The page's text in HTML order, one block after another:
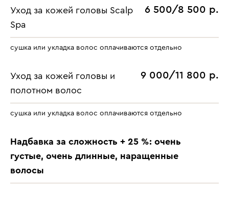
Уход за кожей головы Scalp
Spa
6 500/8 500 р.
сушка или укладка волос оплачиваются отдельно
Уход за кожей головы и
полотном волос
9 000/11 800 р.
сушка или укладка волос оплачиваются отдельно
Надбавка за сложность + 25 %: очень
густые, очень длинные, наращенные
волосы